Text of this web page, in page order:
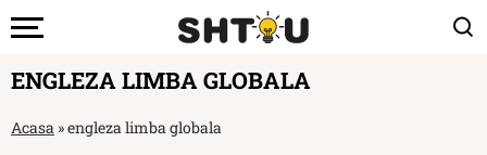
ENGLEZA LIMBA GLOBALA
Acasa »engleza limba globala